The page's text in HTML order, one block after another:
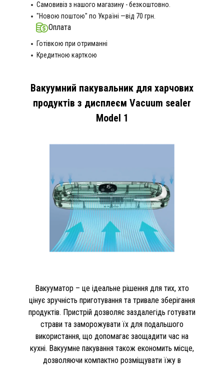
Самовивіз з нашого магазину - безкоштовно.
"Новою поштою" по Україні —від 70 грн.
Оплата
Готівкою при отриманні
Кредитною карткою
Вакуумний пакувальник для харчових
продуктів з дисплеєм Vacuum sealer
Model 1
Вакууматор – це ідеальне рішення для тих, хто
цінує зручність приготування та тривале зберігання
продуктів. Пристрій дозволяє заздалегідь готувати
страви та заморожувати їх для подальшого
використання, що допомагає заощадити час на
кухні. Вакуумне пакування також економить місце,
дозволяючи компактно розміщувати їжу в